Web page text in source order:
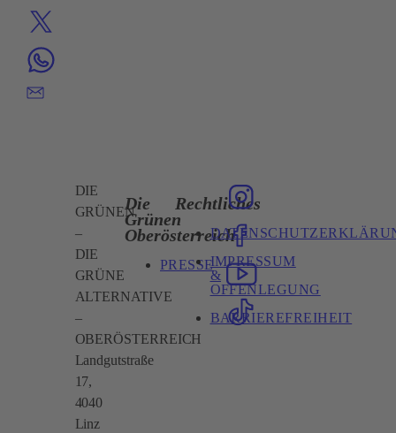
DIE
GRÜNEN
–
DIE
GRÜNE
ALTERNATIVE
–
OBERÖSTERREICH
Landgutstraße
17,
4040
Linz
Die
Grünen
Oberösterreich
PRESSE
Rechtliches
IMPRESSUM
&
OFFENLEGUNG
BARRIEREFREIHEIT